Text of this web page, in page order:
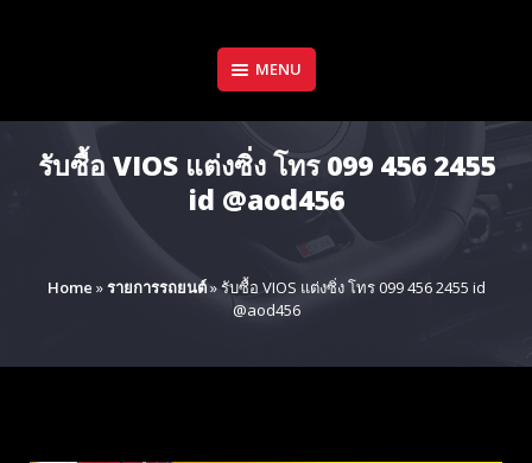
MENU
รับซื้อ VIOS แต่งซิ่ง โทร 099 456 2455
id @aod456
Home »รายการรถยนต์»รับซื้อ VIOS แต่งซิ่ง โทร 099 456 2455 id
@aod456